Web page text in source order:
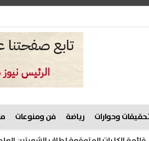
وحوارات رياضة فن ومنوعات